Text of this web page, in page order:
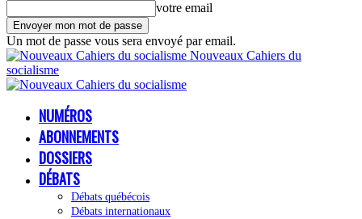
votre email
Un mot de passe vous sera envoyé par email.
Nouveaux Cahiers du
socialisme
NUMÉROS
ABONNEMENTS
DOSSIERS
DÉBATS
Débats québécois
Débats internationaux